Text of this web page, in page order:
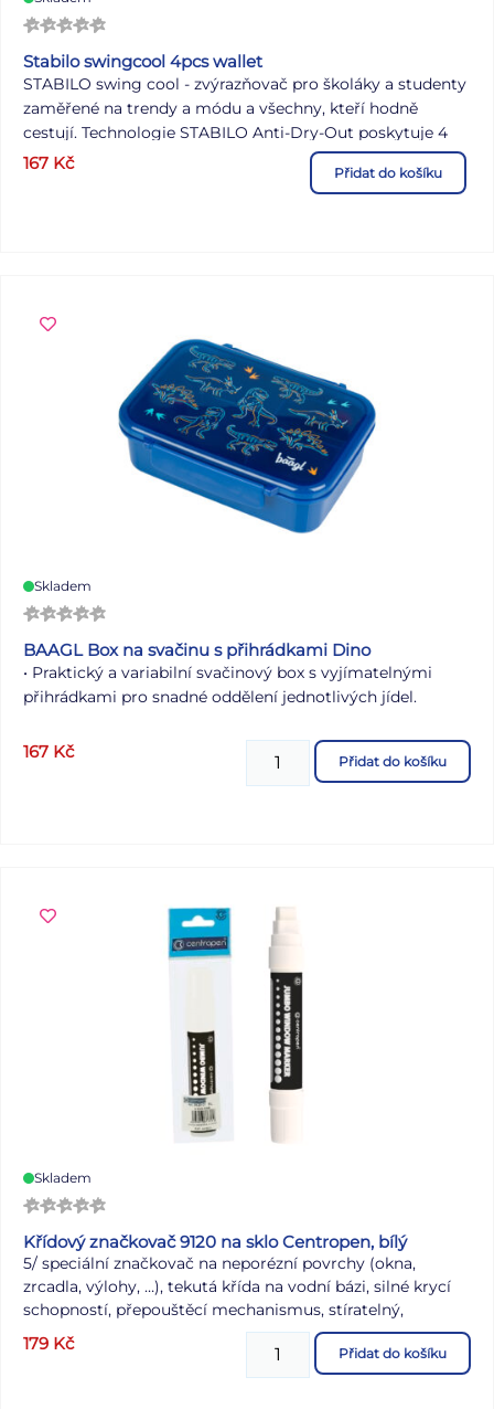
Stabilo swingcool 4pcs wallet
STABILO swing cool - zvýrazňovač pro školáky a studenty
zaměřené na trendy a módu a všechny, kteří hodně
cestují. Technologie STABILO Anti-Dry-Out poskytuje 4
hodiny ochrany proti vysychání a umožňuje soustředěnou
práci. Díky praktickému klipsu a úzkému tvaru šetří místo
167 Kč Přidat do košíku
Skladem
BAAGL Box na svačinu s přihrádkami Dino
• Praktický a variabilní svačinový box s vyjímatelnými
přihrádkami pro snadné oddělení jednotlivých jídel.
• Splňuje nejpřísnější normy pro kontakt s potravinami a
167 Kč Přidat do košíku
Skladem
Křídový značkovač 9120 na sklo Centropen, bílý
5/ speciální značkovač na neporézní povrchy (okna,
zrcadla, výlohy, …), tekutá křída na vodní bázi, silné krycí
schopností, přepouštěcí mechanismus, stíratelný,
obdélníkový hrot, šířka stopy 2-15 mm
179 Kč Přidat do košíku